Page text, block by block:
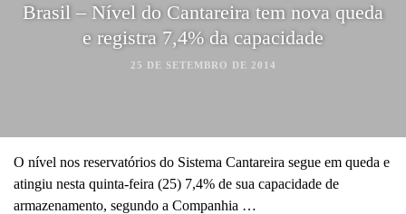
Brasil – Nível do Cantareira tem nova queda
e registra 7,4% da capacidade
25 DE SETEMBRO DE 2014
O nível nos reservatórios do Sistema Cantareira segue em queda e
atingiu nesta quinta-feira (25) 7,4% de sua capacidade de
armazenamento, segundo a Companhia …